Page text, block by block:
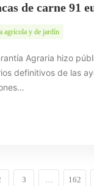
de carne 91
agrícola y de jardín
Agraria hizo
definitivos de las
3 … 162